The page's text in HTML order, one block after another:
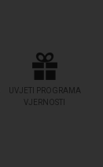
UVJETI PROGRAMA
VJERNOSTI